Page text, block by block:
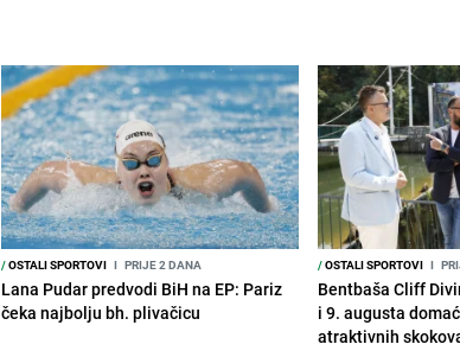
/OSTALI SPORTOVI I PRIJE 2 DANA
Lana Pudar predvodi BiH na EP: Pariz
čeka najbolju bh. plivačicu
/OSTALI SPORTOVI I
Bentbaša Cliff
i 9. augusta
atraktivnih